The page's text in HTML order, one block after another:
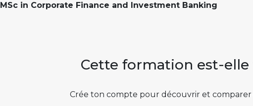
MSc in Corporate Finance and Investment Banking
Cette formation est-
Crée ton compte pour découvrir et